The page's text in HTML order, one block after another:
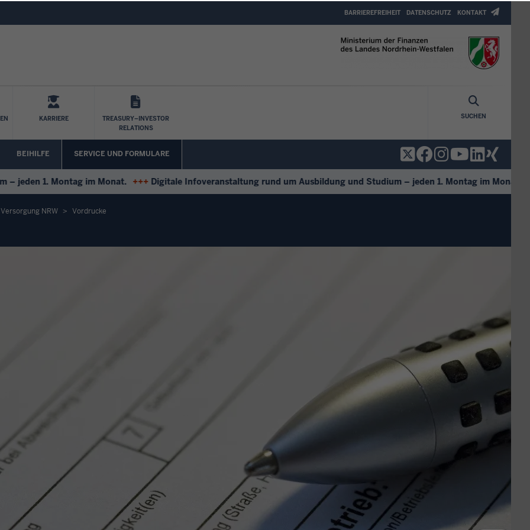
Top
Menu
BARRIEREFREIHEIT DATENSCHUTZ KONTAKT
KARRIERE
TREASURY–INVESTOR
RELATIONS
SUCHEN
BEIHILFE SERVICE UND FORMULARE
1. Montag im Monat. +++ Digitale Infoveranstaltung rund um Ausbildung und Studium – jeden 1. Montag im Monat. +++
NRW Vordrucke